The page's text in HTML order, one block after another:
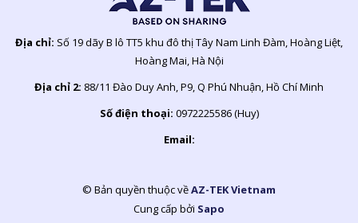
Địa chỉ: Số 19 dãy B lô TT5 khu đô thị Tây Nam Linh Đàm, Hoàng Liệt,
Hoàng Mai, Hà Nội
Địa chỉ 2: 88/11 Đào Duy Anh, P9, Q Phú Nhuận, Hồ Chí Minh
Số điện thoại: 0972225586 (Huy)
Email:
© Bản quyền thuộc vềAZ-TEK Vietnam
Cung cấp bởi Sapo